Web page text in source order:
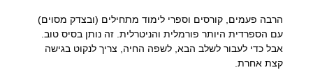
הרבה פעמים, קורסים וספרי לימוד מתחילים (ובצדק מסוים)
עם הספרדית היותר פורמלית והניטרלית. זה נותן בסיס טוב.
אבל כדי לעבור לשלב הבא, לשפה החיה, צריך לנקוט בגישה
קצת אחרת.